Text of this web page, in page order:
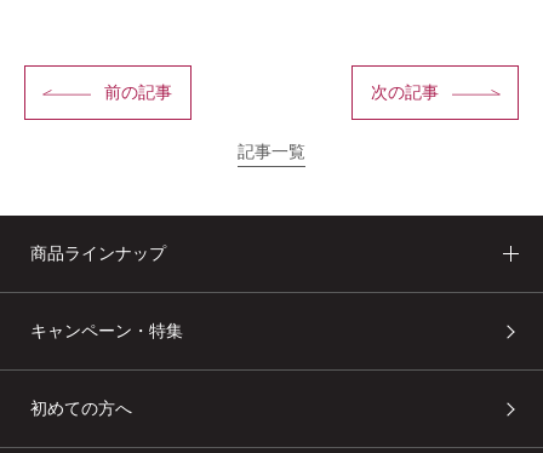
前の記事
記事一覧
次の記事
商品ラインナップ
キャンペーン・特集
初めての方へ